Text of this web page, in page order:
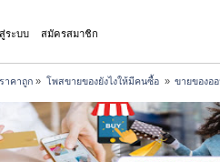
ระบบ สมัครสมาชิก
าคาถูก » โพสขายของยังไงให้มีคนซื้อ » ขายของอ